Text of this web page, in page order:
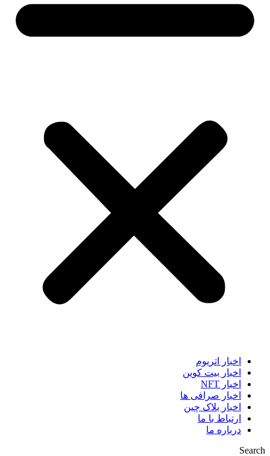
اخبار اتریوم
اخبار بیت کوین
اخبار NFT
اخبار صرافی ها
اخبار بلاک چین
ارتباط با ما
درباره ما
Search